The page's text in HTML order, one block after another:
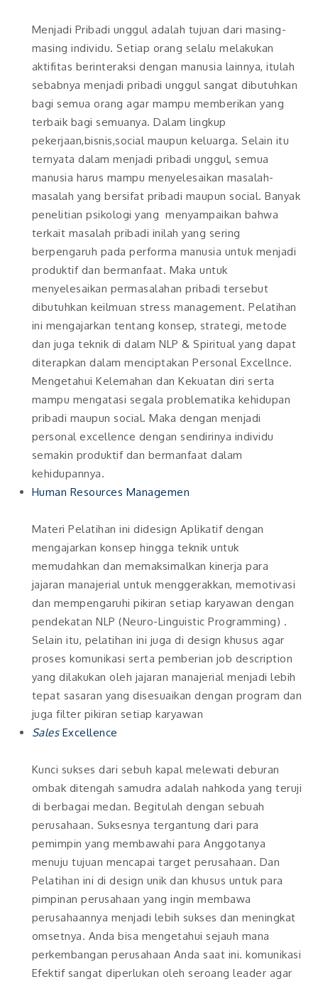
Menjadi Pribadi unggul adalah tujuan dari masing-
masing individu. Setiap orang selalu melakukan
aktifitas berinteraksi dengan manusia lainnya, itulah
sebabnya menjadi pribadi unggul sangat dibutuhkan
bagi semua orang agar mampu memberikan yang
terbaik bagi semuanya. Dalam lingkup
pekerjaan,bisnis,social maupun keluarga. Selain itu
ternyata dalam menjadi pribadi unggul, semua
manusia harus mampu menyelesaikan masalah-
masalah yang bersifat pribadi maupun social. Banyak
penelitian psikologi yang menyampaikan bahwa
terkait masalah pribadi inilah yang sering
berpengaruh pada performa manusia untuk menjadi
produktif dan bermanfaat. Maka untuk
menyelesaikan permasalahan pribadi tersebut
dibutuhkan keilmuan stress management. Pelatihan
ini mengajarkan tentang konsep, strategi, metode
dan juga teknik di dalam NLP & Spiritual yang dapat
diterapkan dalam menciptakan Personal Excellnce.
Mengetahui Kelemahan dan Kekuatan diri serta
mampu mengatasi segala problematika kehidupan
pribadi maupun social. Maka dengan menjadi
personal excellence dengan sendirinya individu
semakin produktif dan bermanfaat dalam
kehidupannya.
Human Resources Managemen
Materi Pelatihan ini didesign Aplikatif dengan
mengajarkan konsep hingga teknik untuk
memudahkan dan memaksimalkan kinerja para
jajaran manajerial untuk menggerakkan, memotivasi
dan mempengaruhi pikiran setiap karyawan dengan
pendekatan NLP (Neuro-Linguistic Programming) .
Selain itu, pelatihan ini juga di design khusus agar
proses komunikasi serta pemberian job description
yang dilakukan oleh jajaran manajerial menjadi lebih
tepat sasaran yang disesuaikan dengan program dan
juga filter pikiran setiap karyawan
Sales Excellence
Kunci sukses dari sebuh kapal melewati deburan
ombak ditengah samudra adalah nahkoda yang teruji
di berbagai medan. Begitulah dengan sebuah
perusahaan. Suksesnya tergantung dari para
pemimpin yang membawahi para Anggotanya
menuju tujuan mencapai target perusahaan. Dan
Pelatihan ini di design unik dan khusus untuk para
pimpinan perusahaan yang ingin membawa
perusahaannya menjadi lebih sukses dan meningkat
omsetnya. Anda bisa mengetahui sejauh mana
perkembangan perusahaan Anda saat ini. komunikasi
Efektif sangat diperlukan oleh seroang leader agar